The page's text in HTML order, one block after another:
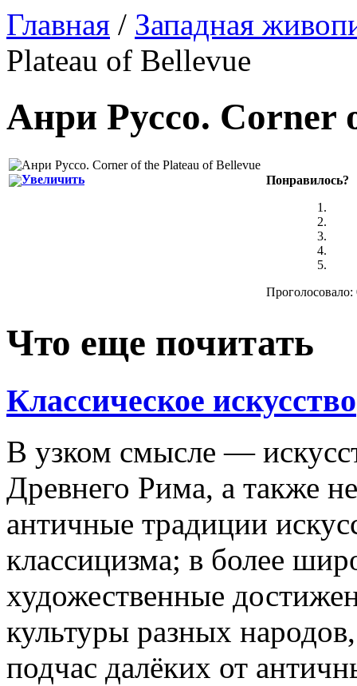
Главная / Западная
Plateau of Bellevue
Анри Руссо. Corner
Увеличить Понравилось?
Проголосовало:
Что еще почитать
Классическое искусство
В узком смысле —
Древнего Рима, а также
античные традиции
классицизма; в более
художественные
культуры разных
подчас далёких от